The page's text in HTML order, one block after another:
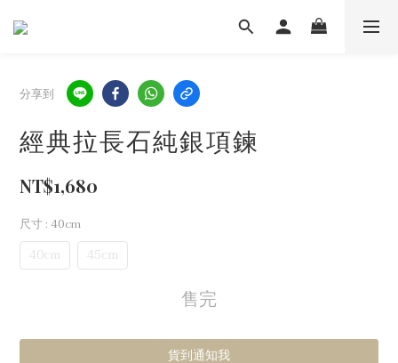
分享到
經典拉長石純銀項鍊
NT$1,680
尺寸: 40cm
40cm 45cm
售完
貨到通知我